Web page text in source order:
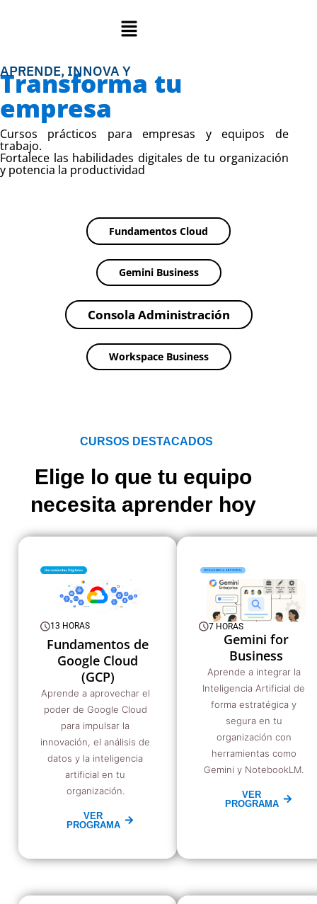
Menu
Transforma tu
empresa
APRENDE, INNOVA Y
Cursos prácticos para empresas y equipos de
trabajo.
Fortalece las habilidades digitales de tu organización
y potencia la productividad
Fundamentos Cloud
Gemini Business
Consola Administración
Workspace Business​
CURSOS DESTACADOS
Elige lo que tu equipo
necesita aprender hoy
13 HORAS
Fundamentos de
Google Cloud
(GCP)
Aprende a aprovechar el
poder de Google Cloud
para impulsar la
innovación, el análisis de
datos y la inteligencia
artificial en tu
organización.
VER
PROGRAMA
7 HORAS
Gemini for
Business
Aprende a integrar la
Inteligencia Artificial de
forma estratégica y
segura en tu
organización con
herramientas como
Gemini y NotebookLM.
VER
PROGRAMA